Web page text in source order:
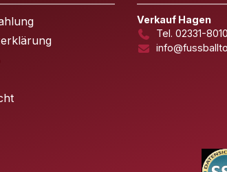
Verkauf Hagen
Tel. 02331-